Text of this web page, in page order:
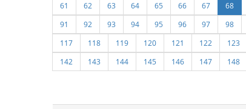
61
62 63 64 65 66 67 68
91
92 93 94 95 96 97 98
117
118 119 120 121 122 123
142
143 144 145 146 147 148